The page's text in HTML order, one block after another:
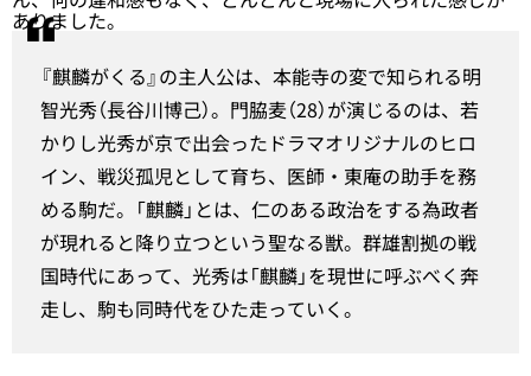
ありました。
『麒麟がくる』の主人公は、本能寺の変で知られる明
智光秀（長谷川博己）。門脇麦（28）が演じるのは、若
かりし光秀が京で出会ったドラマオリジナルのヒロ
イン、戦災孤児として育ち、医師・東庵の助手を務
める駒だ。「麒麟」とは、仁のある政治をする為政者
が現れると降り立つという聖なる獣。群雄割拠の戦
国時代にあって、光秀は「麒麟」を現世に呼ぶべく奔
走し、駒も同時代をひた走っていく。